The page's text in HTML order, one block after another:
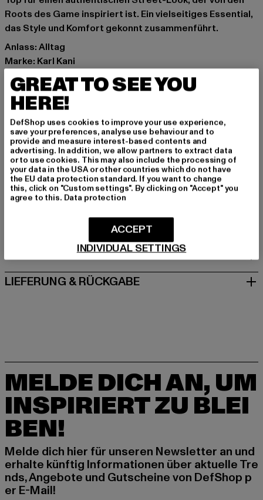
Roots des Game inspiriert ist. Ein vielseitiges Essential,
das Style und Komfort gekonnt zusammenführt.
Anlass: Alltag
Marke: Karl Kani
Kat.: Skinny Fit Jeans
Farbe: blau
Hersteller Farbe: light blue
Materialzusammensetzung: 100% Baumwolle
Art.Nr: 6100551-01851
Hersteller: Urban Styles Agency GmbH & Co. KG |
agentur@urbanstylesagency.com
Schanzenstraße 41 | 51063 Köln | DE
GRÖSSE & PASSFORM
PFLEGEHINWEISE
LIEFERUNG & RÜCKGABE
MELDE DICH AN, UM
INSPIRIERT ZU BLEI
BEN!
Melde dich hier für unseren Newsletter an und
erhalte künftig Informationen über aktuelle Tre
nds, Angebote und Gutscheine von DefShop p
er E-Mail!
GREAT TO SEE YOU
HERE!
DefShop uses cookies to improve your use experience,
save your preferences, analyse use behaviour and to
provide and measure interest-based contents and
advertising. In addition, we allow partners to extract data
or to use cookies. This may also include the processing of
your data in the USA or other countries which do not have
the EU data protection standard. If you want to change
this, click on "Custom settings". By clicking on "Accept" you
agree to this. Data protection
INDIVIDUAL SETTINGS
ACCEPT